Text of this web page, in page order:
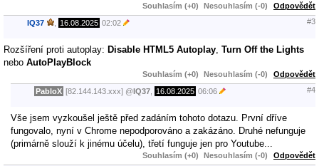
Souhlasím (+0) Nesouhlasím (-0) Odpovědět
IQ37 16.08.2025 02:02 #3
Rozšíření proti autoplay: Disable HTML5 Autoplay Turn Off the Lights
nebo AutoPlayBlock
Souhlasím (+0) Nesouhlasím (-0) Odpovědět
PabloX [82.144.143.xxx] @IQ37 16.08.2025 06:06 #4
Vše jsem vyzkoušel ještě před zadáním tohoto dotazu. První dříve
fungovalo, nyní v Chrome nepodporováno a zakázáno. Druhé nefunguje
(primárně slouží k jinému účelu), třetí funguje jen pro Youtube...
Souhlasím (+0) Nesouhlasím (-0) Odpovědět